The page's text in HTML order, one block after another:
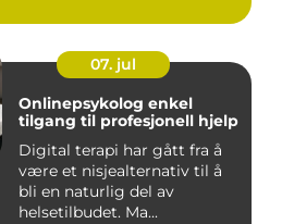
07. jul
Onlinepsykolog enkel
tilgang til profesjonell hjelp
Digital terapi har gått fra å
være et nisjealternativ til å
bli en naturlig del av
helsetilbudet. Ma...